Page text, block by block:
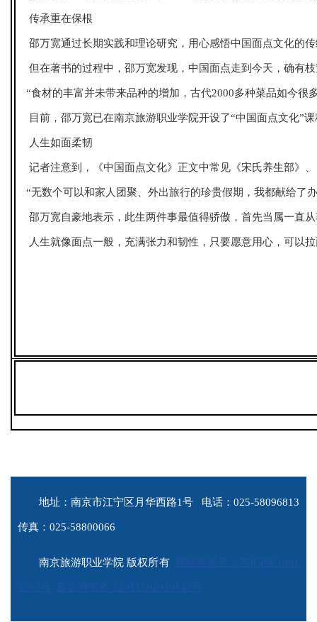
传承重在保根
邵万宽通过长期实践和理论研究，用心感悟中国面点文化的
但在著书的过程中，邵万宽发现，中国面点走到今天，确有
“食材的丰富并未带来品种的增加，古代2000多种菜品如今很
目前，邵万宽已在南京旅游职业学院开设了“中国面点文化”
人生如面柔韧
记者注意到，《中国面点文化》正文中常见《宋氏养生部》
“无数个可以和家人团聚、外出旅行的珍贵假期，我都献给了
邵万宽自豪地表示，此生两件事最值得骄傲，首先当属一直
人生就像面点一般，充满张力和韧性，只要愿意用心，可以
地址：南京市江宁区月华西路1号 电话：025-58096813
传真：025-58800066
南京旅游职业学院 版权所有